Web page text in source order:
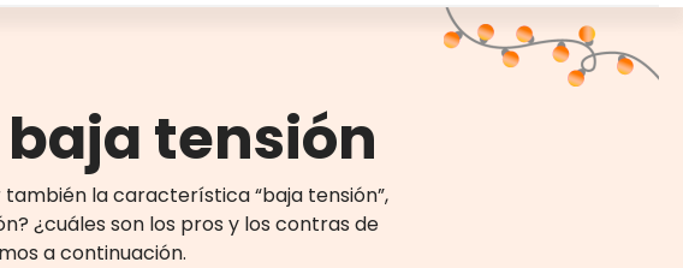
tensión
la característica “baja tensión”,
¿cuáles son los pros y los contras de
a continuación.